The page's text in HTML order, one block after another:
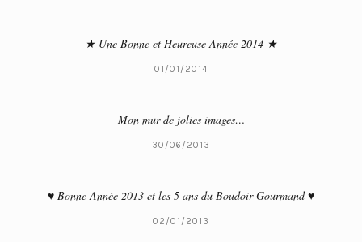
★ Une Bonne et Heureuse Année 2014 ★
01/01/2014
Mon mur de jolies images…
30/06/2013
♥ Bonne Année 2013 et les 5 ans du Boudoir Gourmand ♥
02/01/2013